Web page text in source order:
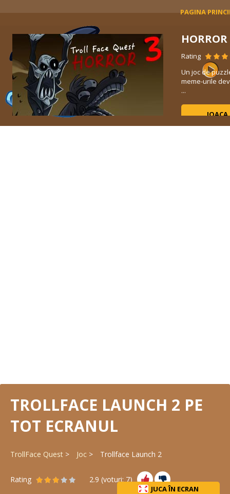
PAGINA
HORROR
Rating
Un joc de
meme-urile
...
TROLLFACE LAUNCH 2 PE
TOT ECRANUL
TrollFace Quest Joc Trollface Launch 2
Rating 2.9 (voturi:7)
JUCA ÎN ECRAN